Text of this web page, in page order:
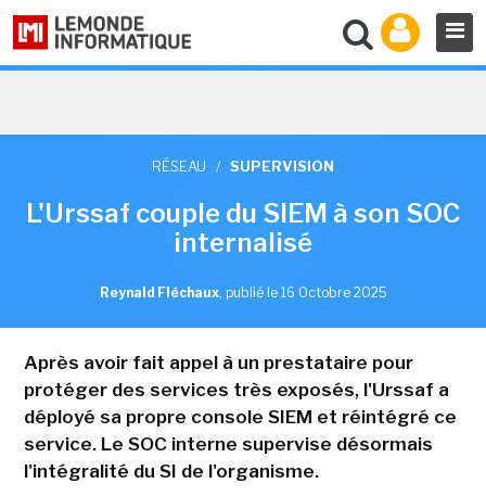
RÉSEAU / SUPERVISION
L'Urssaf couple du SIEM à son SOC
internalisé
Reynald Fléchaux, publié le 16 Octobre 2025
Après avoir fait appel à un prestataire pour
protéger des services très exposés, l'Urssaf a
déployé sa propre console SIEM et réintégré ce
service. Le SOC interne supervise désormais
l'intégralité du SI de l'organisme.